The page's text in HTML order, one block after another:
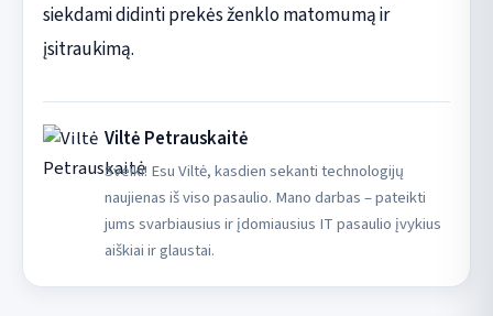
siekdami didinti prekės ženklo matomumą ir
įsitraukimą.
Viltė Petrauskaitė
Sveiki! Esu Viltė, kasdien sekanti technologijų
naujienas iš viso pasaulio. Mano darbas – pateikti
jums svarbiausius ir įdomiausius IT pasaulio įvykius
aiškiai ir glaustai.